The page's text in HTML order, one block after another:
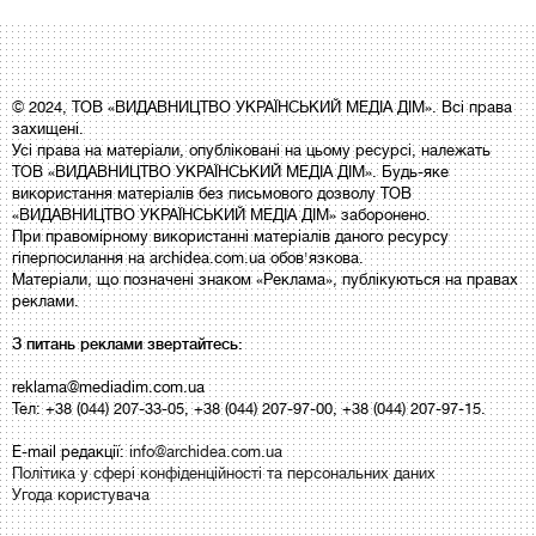
© 2024, ТОВ «ВИДАВНИЦТВО УКРАЇНСЬКИЙ МЕДІА ДІМ». Всі права
захищені.
Усі права на матеріали, опубліковані на цьому ресурсі, належать
ТОВ «ВИДАВНИЦТВО УКРАЇНСЬКИЙ МЕДІА ДІМ». Будь-яке
використання матеріалів без письмового дозволу ТОВ
«ВИДАВНИЦТВО УКРАЇНСЬКИЙ МЕДІА ДІМ» заборонено.
При правомірному використанні матеріалів даного ресурсу
гіперпосилання на archidea.com.ua обов'язкова.
Матеріали, що позначені знаком «Реклама», публікуються на правах
реклами.
З питань реклами звертайтесь:
reklama@mediadim.com.ua
Тел: +38 (044) 207-33-05, +38 (044) 207-97-00, +38 (044) 207-97-15.
E-mail редакції:info@archidea.com.ua
Політика у сфері конфіденційності та персональних даних
Угода користувача